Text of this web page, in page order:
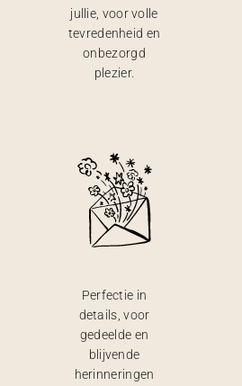
jullie, voor volle
tevredenheid en
onbezorgd
plezier.
Perfectie in
details, voor
gedeelde en
blijvende
herinneringen